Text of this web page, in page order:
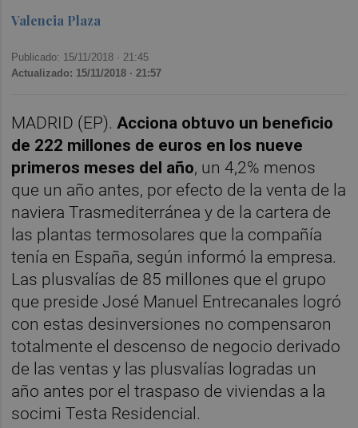
Valencia Plaza
Publicado: 15/11/2018 · 21:45
Actualizado: 15/11/2018 · 21:57
MADRID (EP). Acciona obtuvo un beneficio
de 222 millones de euros en los nueve
primeros meses del año, un 4,2% menos
que un año antes, por efecto de la venta de la
naviera Trasmediterránea y de la cartera de
las plantas termosolares que la compañía
tenía en España, según informó la empresa.
Las plusvalías de 85 millones que el grupo
que preside José Manuel Entrecanales logró
con estas desinversiones no compensaron
totalmente el descenso de negocio derivado
de las ventas y las plusvalías logradas un
año antes por el traspaso de viviendas a la
socimi Testa Residencial.